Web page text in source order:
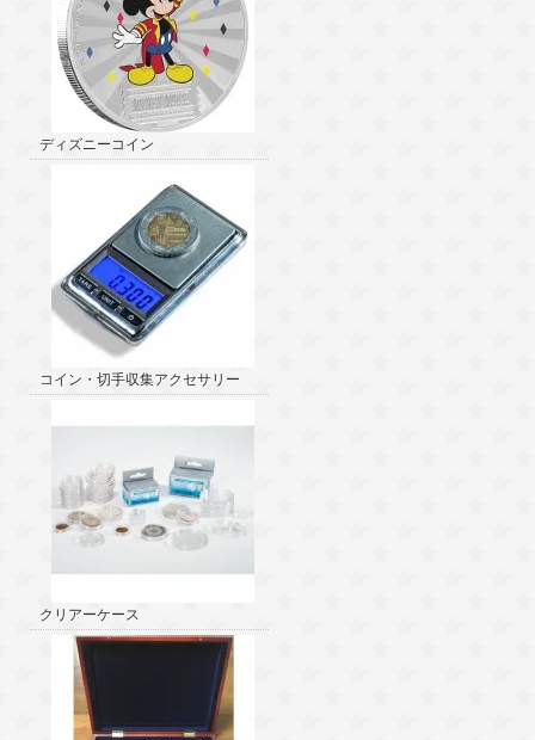
ディズニーコイン
コイン・切手収集アクセサリー
クリアーケース